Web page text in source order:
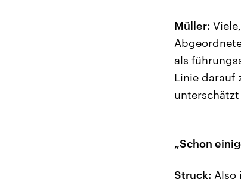
Müller:
als
Linie darauf
unterschätzt
„Schon
Struck: Also